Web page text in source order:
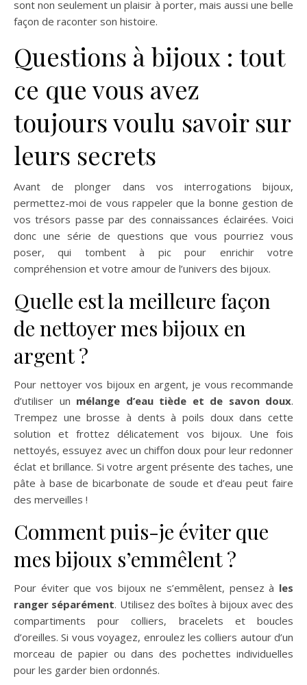
sont non seulement un plaisir à porter, mais aussi une belle
façon de raconter son histoire.
Questions à bijoux : tout
ce que vous avez
toujours voulu savoir sur
leurs secrets
Avant de plonger dans vos interrogations bijoux,
permettez-moi de vous rappeler que la bonne gestion de
vos trésors passe par des connaissances éclairées. Voici
donc une série de questions que vous pourriez vous
poser, qui tombent à pic pour enrichir votre
compréhension et votre amour de l’univers des bijoux.
Quelle est la meilleure façon
de nettoyer mes bijoux en
argent ?
Pour nettoyer vos bijoux en argent, je vous recommande
d’utiliser un mélange d’eau tiède et de savon doux.
Trempez une brosse à dents à poils doux dans cette
solution et frottez délicatement vos bijoux. Une fois
nettoyés, essuyez avec un chiffon doux pour leur redonner
éclat et brillance. Si votre argent présente des taches, une
pâte à base de bicarbonate de soude et d’eau peut faire
des merveilles !
Comment puis-je éviter que
mes bijoux s’emmêlent ?
Pour éviter que vos bijoux ne s’emmêlent, pensez à les
ranger séparément. Utilisez des boîtes à bijoux avec des
compartiments pour colliers, bracelets et boucles
d’oreilles. Si vous voyagez, enroulez les colliers autour d’un
morceau de papier ou dans des pochettes individuelles
pour les garder bien ordonnés.